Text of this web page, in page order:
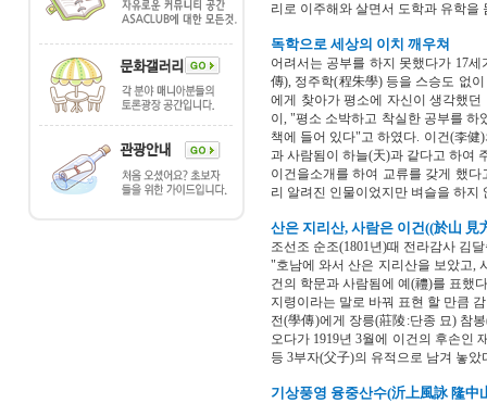
리로 이주해와 살면서 도학과 유학
독학으로 세상의 이치 깨우쳐
어려서는 공부를 하지 못했다가 17
傳), 정주학(程朱學) 등을 스승도 없
에게 찾아가 평소에 자신이 생각했
이, "평소 소박하고 착실한 공부를
책에 들어 있다"고 하였다. 이건(李
과 사람됨이 하늘(天)과 같다고 하여
이건을소개를 하여 교류를 갖게 했
리 알려진 인물이었지만 벼슬을 하지
산은 지리산, 사람은 이건((於山 見
조선조 순조(1801년)때 전라감사 김
"호남에 와서 산은 지리산을 보았고,
건의 학문과 사람됨에 예(禮)를 표했
지령이라는 말로 바꿔 표현 할 만큼
전(學傳)에게 장릉(莊陵:단종 묘) 참
오다가 1919년 3월에 이건의 후손인
등 3부자(父子)의 유적으로 남겨 놓았
기상풍영 융중산수(沂上風詠 隆中